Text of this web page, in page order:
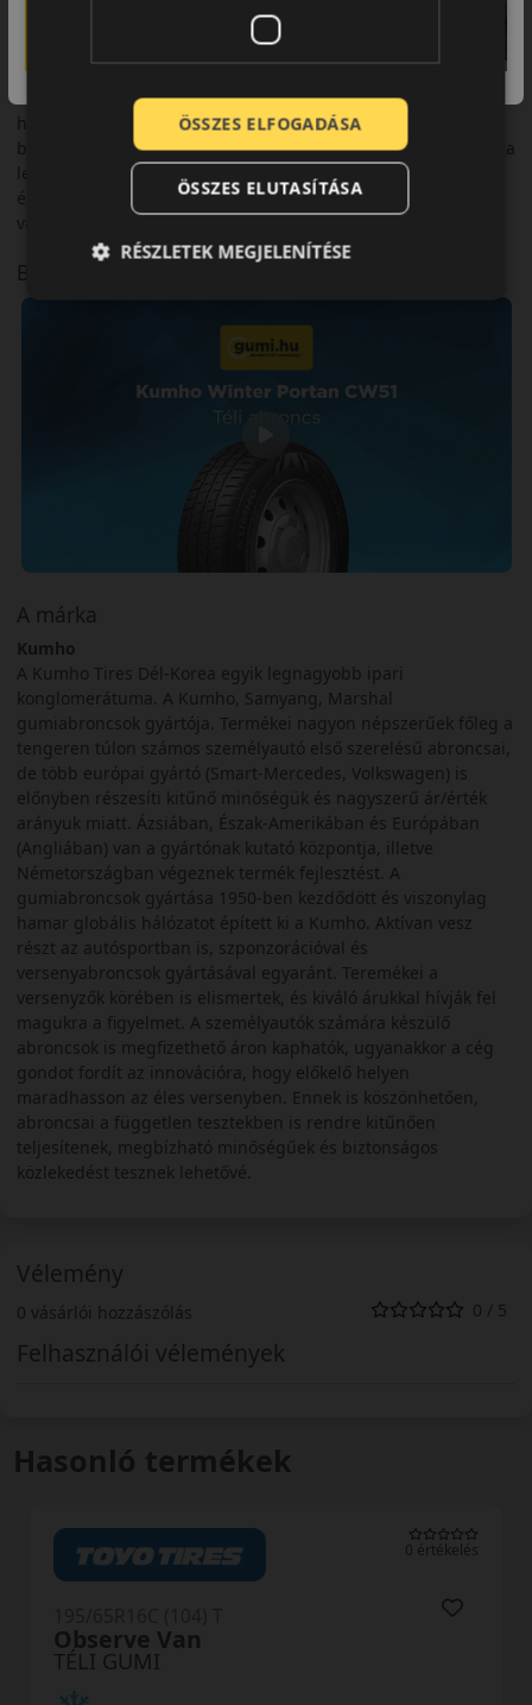
• Megbízható fékezési teljesítmény téli útviszonyok között.
Összegzés:
A Kumho Winter PorTran CW51 a kisteherautók és
haszongépjárművek megbízható téli abroncsa, amely
biztosítja a mindennapi fuvarozás stabilitását és biztonságát a
leghidegebb hónapokban is. A tartós szerkezet, a jó tapadás
és a hatékony vízelvezetés révén hosszú távon gazdaságos
választás a vállalkozások számára.
Bemutató videó a mintáról
A márka
Kumho
A Kumho Tires Dél-Korea egyik legnagyobb ipari
konglomerátuma. A Kumho, Samyang, Marshal
gumiabroncsok gyártója. Termékei nagyon népszerűek főleg a
tengeren túlon számos személyautó első szerelésű abroncsai,
de több európai gyártó (Smart-Mercedes, Volkswagen) is
előnyben részesíti kitűnő minőségük és nagyszerű ár/érték
arányuk miatt. Ázsiában, Észak-Amerikában és Európában
(Angliában) van a gyártónak kutató központja, illetve
Németországban végeznek termék fejlesztést. A
gumiabroncsok gyártása 1950-ben kezdődött és viszonylag
hamar globális hálózatot épített ki a Kumho. Aktívan vesz
részt az autósportban is, szponzorációval és
versenyabroncsok gyártásával egyaránt. Teremékei a
versenyzők körében is elismertek, és kiváló árukkal hívják fel
magukra a figyelmet. A személyautók számára készülő
abroncsok is megfizethető áron kaphatók, ugyanakkor a cég
gondot fordít az innovációra, hogy előkelő helyen
maradhasson az éles versenyben. Ennek is köszönhetően,
abroncsai a független tesztekben is rendre kitűnően
teljesítenek, megbízható minőségűek és biztonságos
közlekedést tesznek lehetővé.
Vélemény
0 vásárlói hozzászólás 0 / 5
Felhasználói vélemények
Hasonló termékek
0 értékelés
TÉLI GUMI
Observe Van
ÖSSZES ELFOGADÁSA
ÖSSZES ELUTASÍTÁSA
RÉSZLETEK MEGJELENÍTÉSE